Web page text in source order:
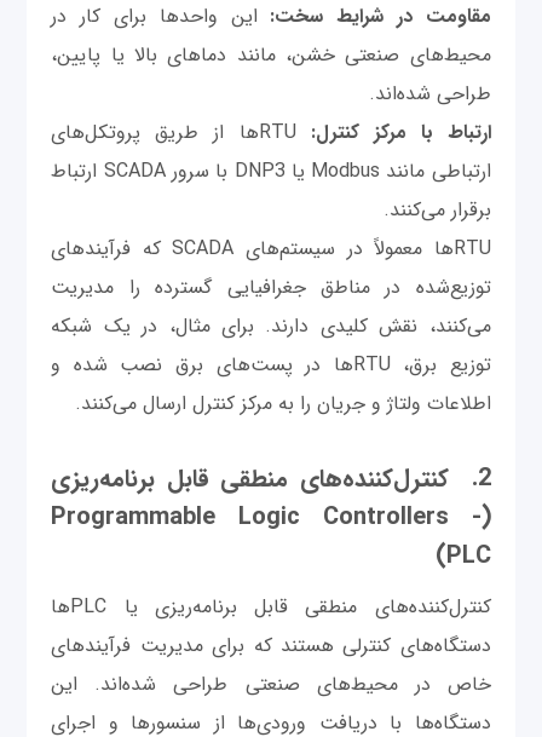
مقاومت در شرایط سخت: این واحدها برای کار در
محیط‌های صنعتی خشن، مانند دماهای بالا یا پایین،
طراحی شده‌اند.
ارتباط با مرکز کنترل:
RTUها از طریق پروتکل‌های
ارتباطی مانند Modbus یا DNP3 با سرور SCADA ارتباط
برقرار می‌کنند.
RTUها معمولاً در سیستم‌های SCADA که فرآیندهای
توزیع‌شده در مناطق جغرافیایی گسترده را مدیریت
می‌کنند، نقش کلیدی دارند. برای مثال، در یک شبکه
توزیع برق، RTUها در پست‌های برق نصب شده و
اطلاعات ولتاژ و جریان را به مرکز کنترل ارسال می‌کنند.
2. کنترل‌کننده‌های منطقی قابل برنامه‌ریزی
(Programmable Logic Controllers -
PLC)
کنترل‌کننده‌های منطقی قابل برنامه‌ریزی یا PLCها
دستگاه‌های کنترلی هستند که برای مدیریت فرآیندهای
خاص در محیط‌های صنعتی طراحی شده‌اند. این
دستگاه‌ها با دریافت ورودی‌ها از سنسورها و اجرای